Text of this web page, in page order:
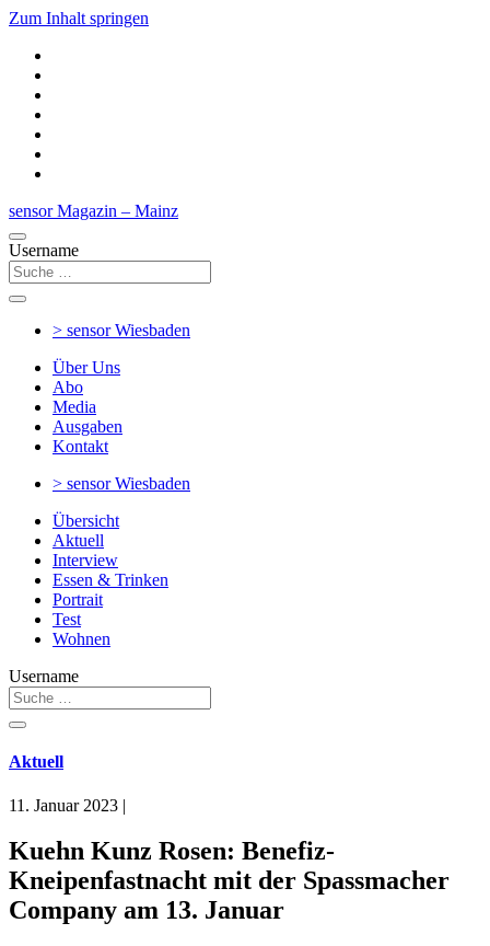
Zum Inhalt springen
sensor Magazin – Mainz
Username
> sensorWiesbaden
Über Uns
Abo
Media
Ausgaben
Kontakt
> sensorWiesbaden
Übersicht
Aktuell
Interview
Essen & Trinken
Portrait
Test
Wohnen
Username
Aktuell
11. Januar 2023 |
Kuehn Kunz Rosen: Benefiz-
Kneipenfastnacht mit der Spassmacher
Company am 13. Januar